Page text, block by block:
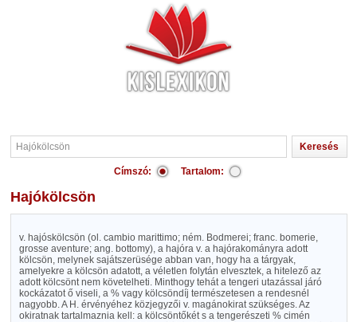
Címszó: Tartalom:
Hajókölcsön
v. hajóskölcsön (ol. cambio marittimo; ném. Bodmerei; franc. bomerie,
grosse aventure; ang. bottomy), a hajóra v. a hajórakományra adott
kölcsön, melynek sajátszerüsége abban van, hogy ha a tárgyak,
amelyekre a kölcsön adatott, a véletlen folytán elvesztek, a hitelező az
adott kölcsönt nem követelheti. Minthogy tehát a tengeri utazással járó
kockázatot ő viseli, a % vagy kölcsöndíj természetesen a rendesnél
nagyobb. A H. érvényéhez közjegyzői v. magánokirat szükséges. Az
okiratnak tartalmaznia kell: a kölcsöntőkét s a tengerészeti % cimén